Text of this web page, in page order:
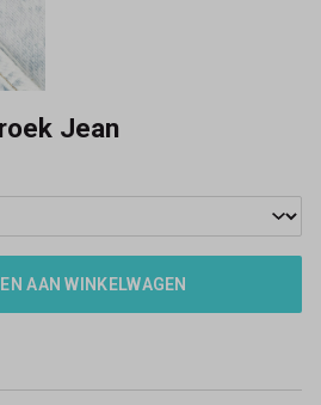
Jean
AAN WINKELWAGEN